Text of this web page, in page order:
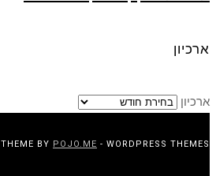
ארכיון
ארכיון
THEME BY POJO.ME - WORDPRESS THEMES